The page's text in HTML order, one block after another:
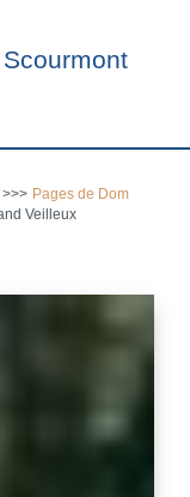
>>> Pages de Dom
Veilleux